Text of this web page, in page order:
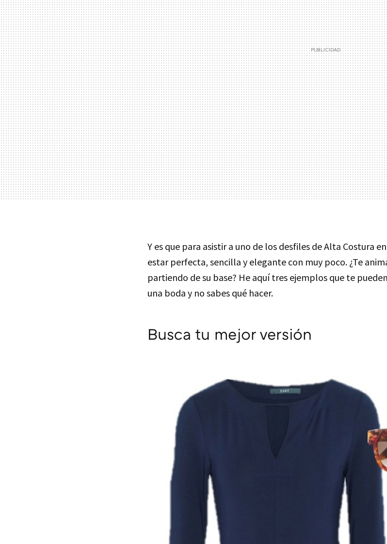
Y es que para asistir a uno de los desfiles de Alta Costura
estar perfecta, sencilla y elegante con muy poco. ¿Te
partiendo de su base? He aquí tres ejemplos que te
una boda y no sabes qué hacer.
Busca tu mejor versión